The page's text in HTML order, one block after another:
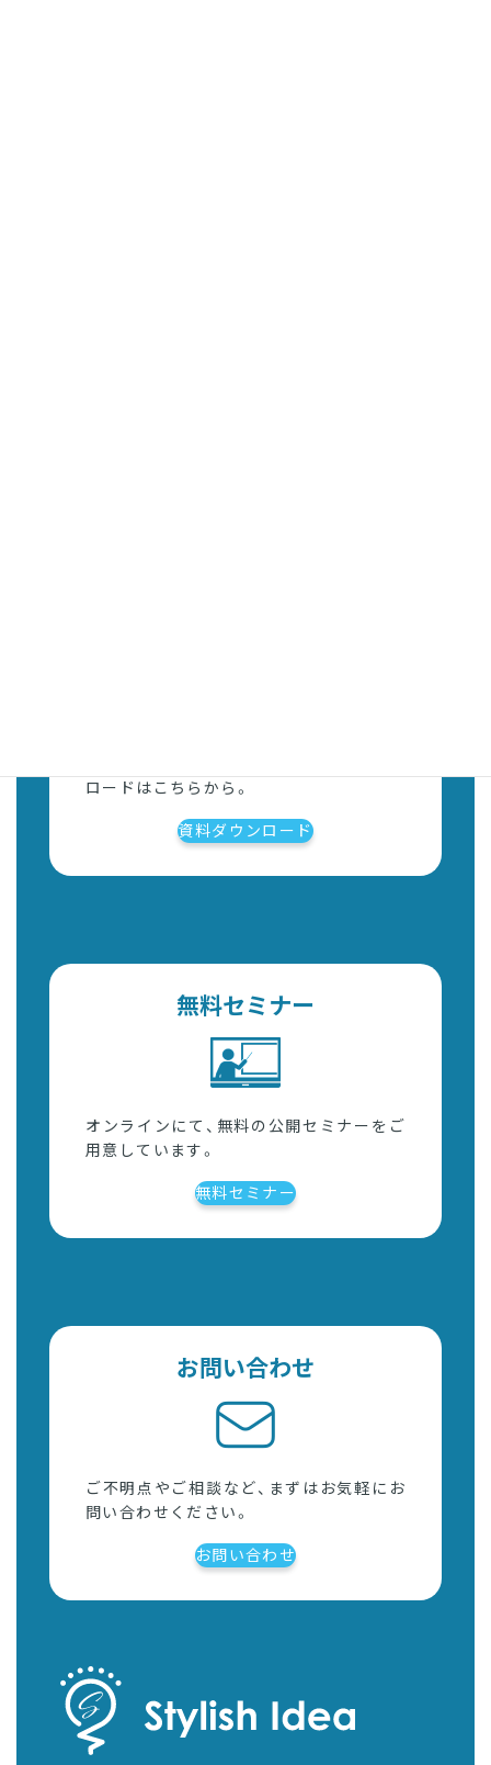
ロードはこちらから。
資料ダウンロード
無料セミナー
オンラインにて、無料の公開セミナーをご
用意しています。
無料セミナー
お問い合わせ
ご不明点やご相談など、まずはお気軽にお
問い合わせください。
お問い合わせ